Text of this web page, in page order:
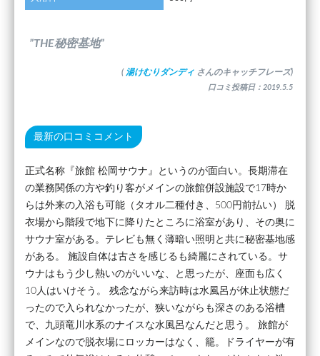
”THE秘密基地”
( 湯けむりダンディ さんのキャッチフレーズ)
口コミ投稿日：2019.5.5
最新の口コミコメント
正式名称『旅館 松岡サウナ』というのが面白い。長期滞在
の業務関係の方や釣り客がメインの旅館併設施設で17時か
らは外来の入浴も可能（タオル二種付き、500円前払い） 脱
衣場から階段で地下に降りたところに浴室があり、その奥に
サウナ室がある。テレビも無く薄暗い照明と共に秘密基地感
がある。 施設自体は古さを感じるも綺麗にされている。サ
ウナはもう少し熱いのがいいな、と思ったが、座面も広く
10人はいけそう。 残念ながら来訪時は水風呂が休止状態だ
ったので入られなかったが、狭いながらも深さのある浴槽
で、九頭竜川水系のナイスな水風呂なんだと思う。 旅館が
メインなので脱衣場にロッカーはなく、籠。ドライヤーが有